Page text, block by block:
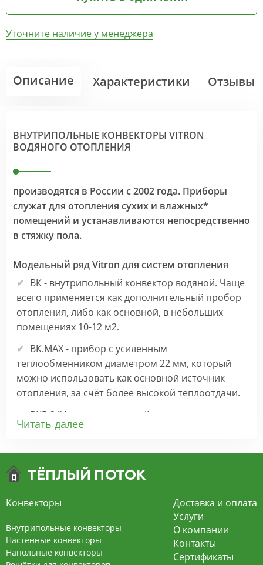
Уточните наличие у менеджера
Описание Характеристики Отзывы
ВНУТРИПОЛЬНЫЕ КОНВЕКТОРЫ VITRON
ВОДЯНОГО ОТОПЛЕНИЯ
производятся в России с 2002 года. Приборы
служат для отопления сухих и влажных*
помещений и устанавливаются непосредственно
в стяжку пола.
Модельный ряд Vitron для систем отопления
ВК - внутрипольный конвектор водяной. Чаще
всего применяется как дополнительный пробор
отопления, либо как основной, в небольших
помещениях 10-12 м2.
ВК.МАХ - прибор с усиленным
теплообменником диаметром 22 мм, который
можно использовать как основной источник
отопления, за счёт более высокой теплоотдачи.
ВКВ 24V – внутрипольный конвектор
отопления с вентилятором на 24В подходит для
экономит электроэнергию и бесшумно работает.
конвекцией на 220В. За счет тангенциального
вентилятора создает принудительную
конвекцию, что позволяет обогревать
помещения большой площади.
Читать далее
Конвекторы
Внутрипольные конвекторы
Настенные конвекторы
Напольные конвекторы
Доставка и оплата
Услуги
О компании
Контакты
Сертификаты